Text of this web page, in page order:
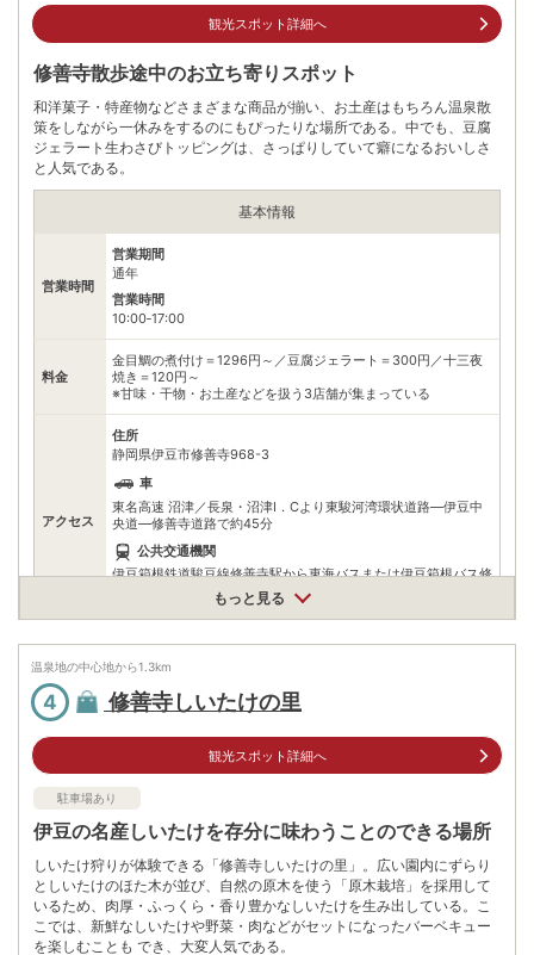
善寺温泉駅(バス停)から徒歩約5分
駐車場 情報なし
電話番号 0558720053
※ 掲載情報は変更になる場合があります。最新の内容はご利用前にご自身でお
問合せください。
観光スポット詳細へ
修善寺散歩途中のお立ち寄りスポット
和洋菓子・特産物などさまざまな商品が揃い、お土産はもちろん温泉散
策をしながら一休みをするのにもぴったりな場所である。中でも、豆腐
ジェラート生わさびトッピングは、さっぱりしていて癖になるおいしさ
と人気である。
基本情報
営業時間
営業期間
通年
営業時間
10:00‐17:00
料金
金目鯛の煮付け＝1296円～／豆腐ジェラート＝300円／十三夜
焼き＝120円～
※甘味・干物・お土産などを扱う3店舗が集まっている
アクセス
住所
静岡県伊豆市修善寺968-3
車
東名高速 沼津／長泉・沼津I．Cより東駿河湾環状道路—伊豆中
央道—修善寺道路で約45分
公共交通機関
伊豆箱根鉄道駿豆線修善寺駅から東海バスまたは伊豆箱根バス修
善寺温泉行きで8分、終点下車、徒歩3分
修善寺駅からタクシーで約10分
駐車場 情報なし
電話番号
問合せください。
※ 料金情報は税込・税抜表記が混ざっております。正しい金額はご利用前にご
自身でお問合せください。
もっと見る
温泉地の中心地から1.3km
4 修善寺しいたけの里
観光スポット詳細へ
駐車場あり
伊豆の名産しいたけを存分に味わうことのできる場所
しいたけ狩りが体験できる「修善寺しいたけの里」。広い園内にずらり
としいたけのほた木が並び、自然の原木を使う「原木栽培」を採用して
いるため、肉厚・ふっくら・香り豊かなしいたけを生み出している。こ
こでは、新鮮なしいたけや野菜・肉などがセットになったバーベキュー
を楽しむことも でき、大変人気である。